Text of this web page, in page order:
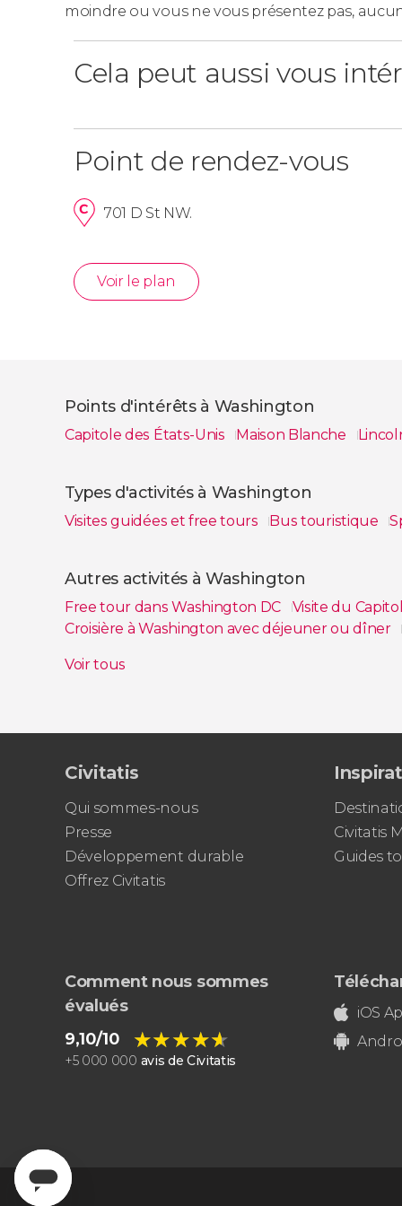
moindre ou vous ne vous présentez pas,
Cela peut aussi vous
Point de rendez-vous
701 D St NW.
Voir le plan
Points d'intérêts à Washington
Capitole des États-Unis Maison Blanche
Types d'activités à Washington
Visites guidées et free tours Bus touristique
Autres activités à Washington
Free tour dans Washington DC Visite du
Croisière à Washington avec déjeuner ou dîner
Visite sur le thème des donuts à Washington DC
Voir tous
Civitatis
Qui sommes-nous
Presse
Développement durable
Offrez Civitatis
Civitatis
Guides
Comment nous sommes
évalués
9,10/10
★★★★★
★★★★★
+5 000 000 avis de Civitatis
iOS